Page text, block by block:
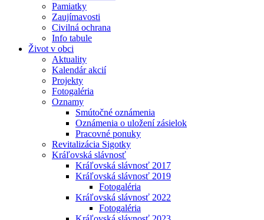
Pamiatky
Zaujímavosti
Civilná ochrana
Info tabule
Život v obci
Aktuality
Kalendár akcií
Projekty
Fotogaléria
Oznamy
Smútočné oznámenia
Oznámenia o uložení zásielok
Pracovné ponuky
Revitalizácia Sigotky
Kráľovská slávnosť
Kráľovská slávnosť 2017
Kráľovská slávnosť 2019
Fotogaléria
Kráľovská slávnosť 2022
Fotogaléria